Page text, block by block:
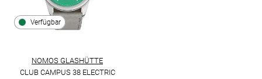
Verfügbar
NOMOS GLASHÜTTE
CLUB CAMPUS 38 ELECTRIC